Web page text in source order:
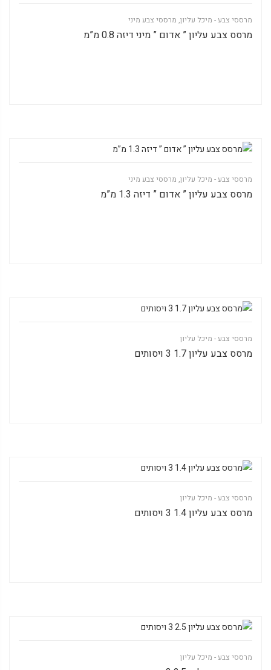
מרססי צבע - מיכל עליון,מרססי צבע מיני
מרסס צבע עליון ” אדום ” מיני דיזה 0.8 מ”מ
מרססי צבע - מיכל עליון,מרססי צבע מיני
מרסס צבע עליון ” אדום ” דיזה 1.3 מ”מ
מרססי צבע - מיכל עליון
מרסס צבע עליון 1.7 3 ויסותים
מרססי צבע - מיכל עליון
מרסס צבע עליון 1.4 3 ויסותים
מרססי צבע - מיכל עליון